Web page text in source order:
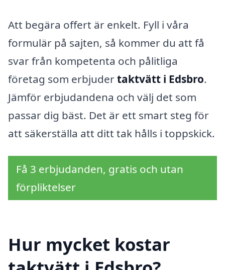
Att begära offert är enkelt. Fyll i våra
formulär på sajten, så kommer du att få
svar från kompetenta och pålitliga
företag som erbjudertaktvätt i Edsbro.
Jämför erbjudandena och välj det som
passar dig bäst. Det är ett smart steg för
att säkerställa att ditt tak hålls i toppskick.
Få 3 erbjudanden, gratis och utan
förpliktelser
Hur mycket kostar